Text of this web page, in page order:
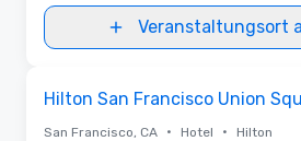
Veranstaltungsort
Hilton San Francisco Union
San Francisco, CA • Hotel • Hilton